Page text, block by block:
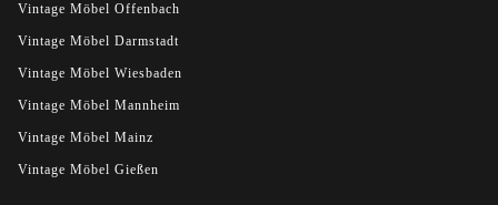
Vintage Möbel Offenbach
Vintage Möbel Darmstadt
Vintage Möbel Wiesbaden
Vintage Möbel Mannheim
Vintage Möbel Mainz
Vintage Möbel Gießen